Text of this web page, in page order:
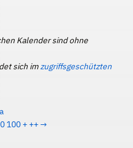
Kalender sind ohne
sich imzugriffsgeschützten
100 + ++→